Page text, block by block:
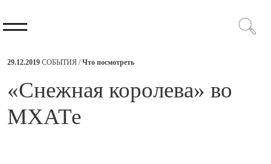
29.12.2019 СОБЫТИЯ /Что посмотреть
​«Снежная королева» во
МХАТе